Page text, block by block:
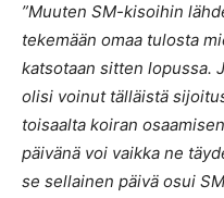
”Muuten SM-kisoihin
tekemään omaa tulosta
katsotaan sitten lopussa.
olisi voinut tälläistä
toisaalta koiran
päivänä voi vaikka ne
se sellainen päivä osui